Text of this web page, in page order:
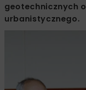
geotechnicznych
urbanistycznego.